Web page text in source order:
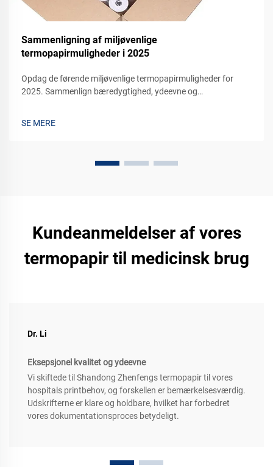
Sammenligning af miljøvenlige
termopapirmuligheder i 2025
Opdag de førende miljøvenlige termopapirmuligheder for
2025. Sammenlign bæredygtighed, ydeevne og
SE MERE
Kundeanmeldelser af vores
termopapir til medicinsk brug
Dr. Li
Eksepsjonel kvalitet og ydeevne
Vi skiftede til Shandong Zhenfengs termopapir til vores
hospitals printbehov, og forskellen er bemærkelsesværdig.
Udskrifterne er klare og holdbare, hvilket har forbedret
vores dokumentationsproces betydeligt.